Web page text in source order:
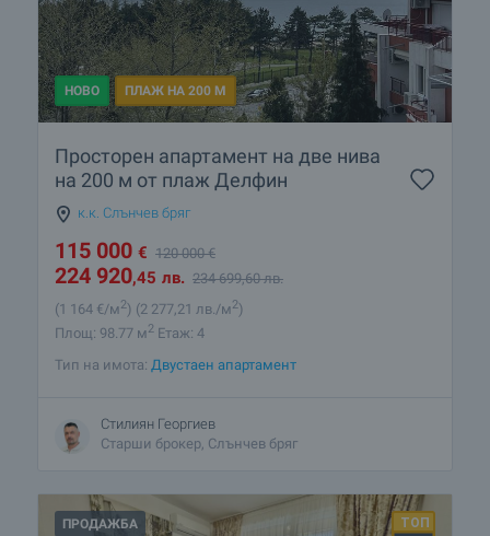
НОВО ПЛАЖ НА 200 М
Просторен апартамент на две нива
на 200 м от плаж Делфин
к.к. Слънчев бряг
115 000 € 120 000€
224 920,45 лв. 234 699,60 лв.
(1 164 €/м2) (2 277,21 лв./м2)
Площ: 98.77 м2 Етаж: 4
Тип на имота: Двустаен апартамент
Стилиян Георгиев
Старши брокер, Слънчев бряг
ПРОДАЖБА